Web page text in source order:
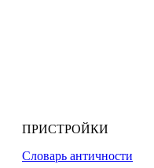
ПРИСТРОЙКИ
Словарь античности